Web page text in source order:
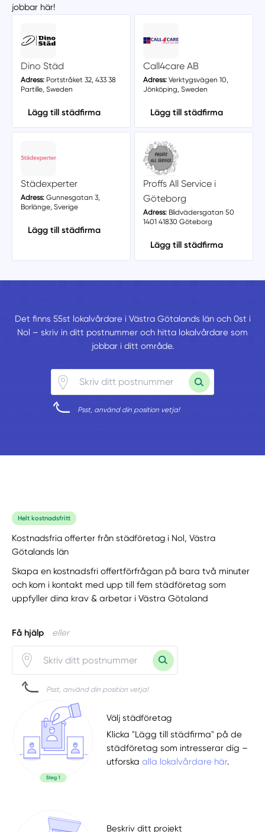
jobbar här!
Dino Städ
Adress:Portstråket 32, 433 38
Partille, Sweden
Lägg till städfirma
Call4care AB
Adress:Verktygsvägen 10,
Jönköping, Sweden
Lägg till städfirma
Städexperter
Adress:Gunnesgatan 3,
Borlänge, Sverige
Lägg till städfirma
Proffs All Service i
Göteborg
Adress:Blidvädersgatan 50
1401 41830 Göteborg
Lägg till städfirma
Det finns 55st lokalvårdare i Västra Götalands län och 0st i
Nol – skriv in ditt postnummer och hitta lokalvårdare som
jobbar i ditt område.
Psst, använd din position vetja!
Helt kostnadsfritt
Kostnadsfria offerter från städföretag i Nol, Västra
Götalands län
Skapa en kostnadsfri offertförfrågan på bara två minuter
och kom i kontakt med upp till fem städföretag som
uppfyller dina krav & arbetar i Västra Götaland
Få hjälp eller
Psst, använd din position vetja!
Välj städföretag
Klicka "Lägg till städfirma" på de
städföretag som intresserar dig –
utforskaalla lokalvårdare här.
Beskriv ditt projekt